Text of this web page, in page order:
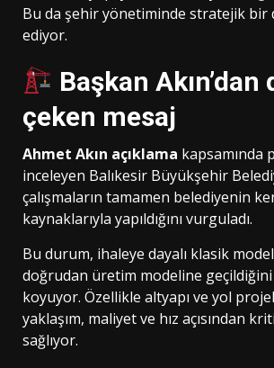
Bu da şehir yönetiminde stratejik bir
ediyor.
Başkan
çeken mesaj
Ahmet Akın açıklama kapsamında
inceleyen Balıkesir Büyükşehir
çalışmaların tamamen belediyenin
kaynaklarıyla yapıldığını vurguladı.
Bu durum, ihaleye dayalı klasik
doğrudan üretim modeline
koyuyor. Özellikle altyapı ve yol
yaklaşım, maliyet ve hız açısından
sağlıyor.